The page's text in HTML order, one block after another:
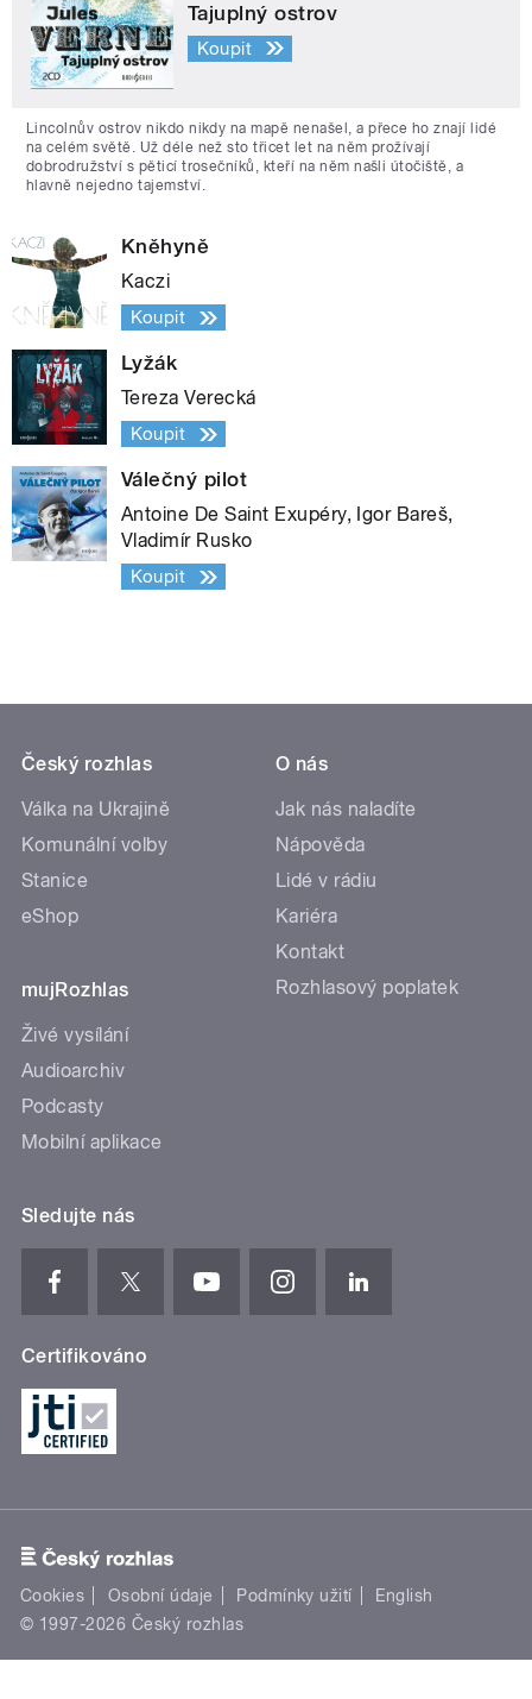
Tajuplný ostrov
Koupit
Lincolnův ostrov nikdo nikdy na mapě nenašel, a přece ho znají lidé
na celém světě. Už déle než sto třicet let na něm prožívají
dobrodružství s pěticí trosečníků, kteří na něm našli útočiště, a
hlavně nejedno tajemství.
Kněhyně
Kaczi
Koupit
Lyžák
Tereza Verecká
Koupit
Válečný pilot
Antoine De Saint Exupéry, Igor Bareš,
Vladimír Rusko
Koupit
Český rozhlas
Válka na Ukrajině
Komunální volby
Stanice
eShop
mujRozhlas
Živé vysílání
Audioarchiv
Podcasty
Mobilní aplikace
O nás
Jak nás naladíte
Nápověda
Lidé v rádiu
Kariéra
Kontakt
Rozhlasový poplatek
Sledujte nás
Certifikováno
Cookies Osobní údaje Podmínky užití
English
© 1997-2026 Český rozhlas